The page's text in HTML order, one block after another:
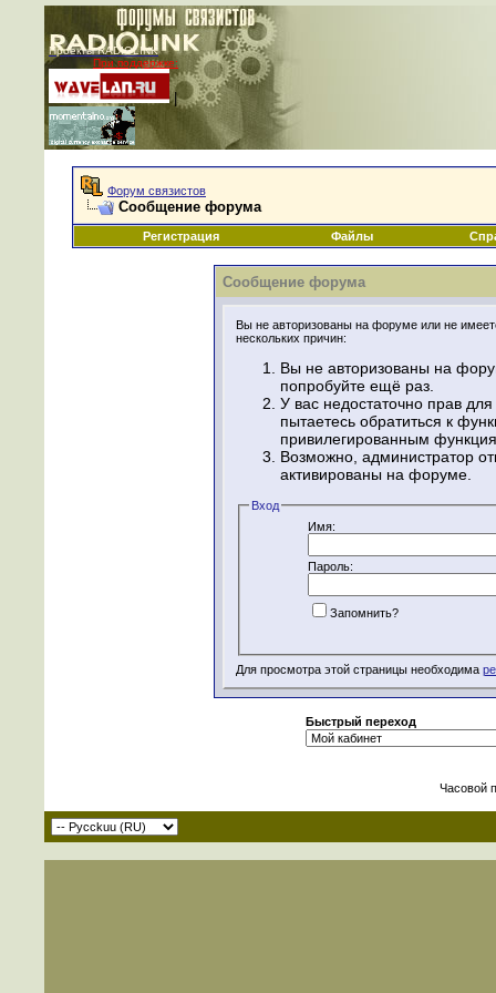
Проекты RADIOLINK
При поддержке:
|
Форум связистов
Сообщение форума
Регистрация Файлы
Сообщение форума
Вы не авторизованы на форуме или не
нескольких причин:
Вы не авторизованы на
попробуйте ещё раз.
У вас недостаточно прав
пытаетесь обратиться к
привилегированным
Возможно, администратор
активированы на форуме.
Вход
Имя:
Пароль:
Запомнить?
Для просмотра этой страницы необходима
Быстрый переход
Часовой